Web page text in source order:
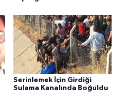
Serinlemek İçin Girdiği
Sulama Kanalında Boğuldu